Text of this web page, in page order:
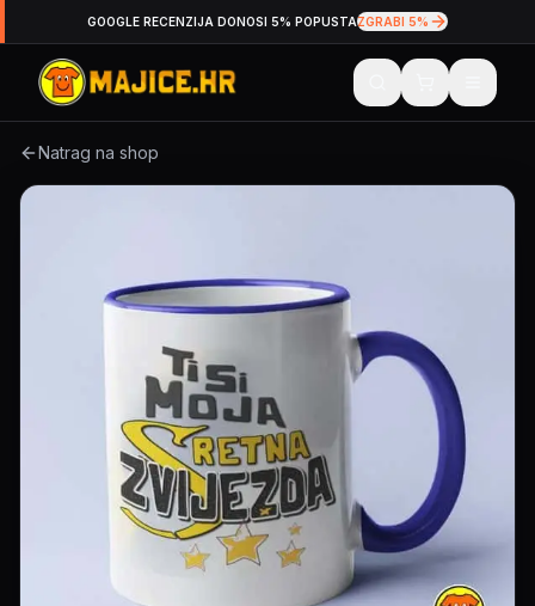
GOOGLE RECENZIJA DONOSI 5% POPUSTAZGRABI 5%
Natrag na shop